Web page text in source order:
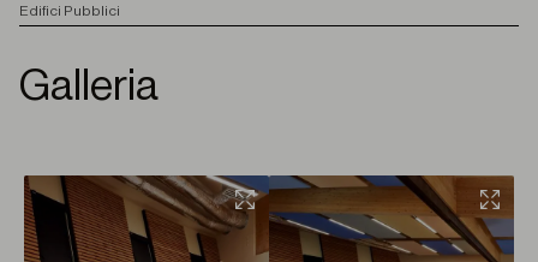
Edifici Pubblici
Galleria